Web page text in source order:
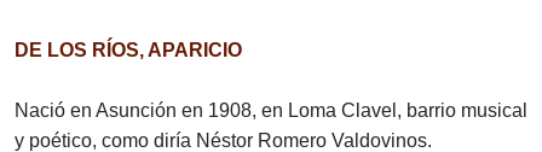
DE LOS RÍOS, APARICIO
Nació en Asunción en 1908, en Loma Clavel, barrio musical
y poético, como diría Néstor Romero Valdovinos.